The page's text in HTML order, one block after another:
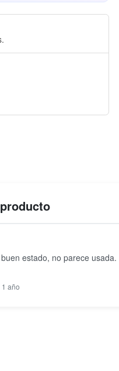
estado, no parece
1 año